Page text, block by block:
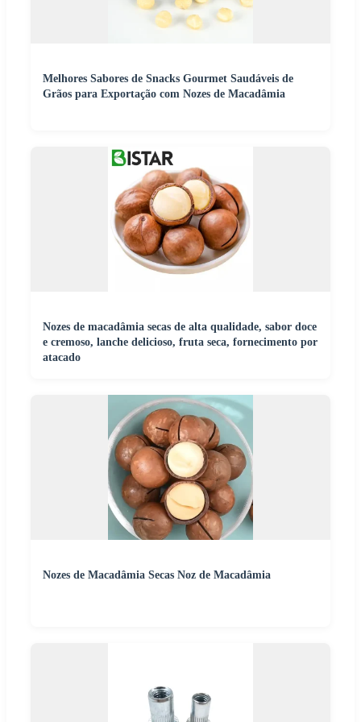
Melhores Sabores de Snacks Gourmet Saudáveis de
Grãos para Exportação com Nozes de Macadâmia
Nozes de macadâmia secas de alta qualidade, sabor doce
e cremoso, lanche delicioso, fruta seca, fornecimento por
atacado
Nozes de Macadâmia Secas Noz de Macadâmia